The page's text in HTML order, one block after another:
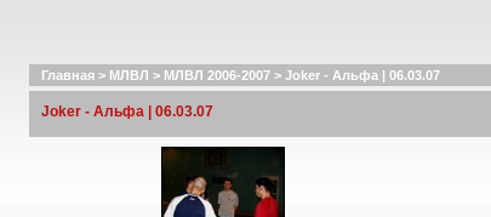
Главная > МЛВЛ > МЛВЛ 2006-2007 > Joker - Альфа | 06.03.07
Joker - Альфа | 06.03.07